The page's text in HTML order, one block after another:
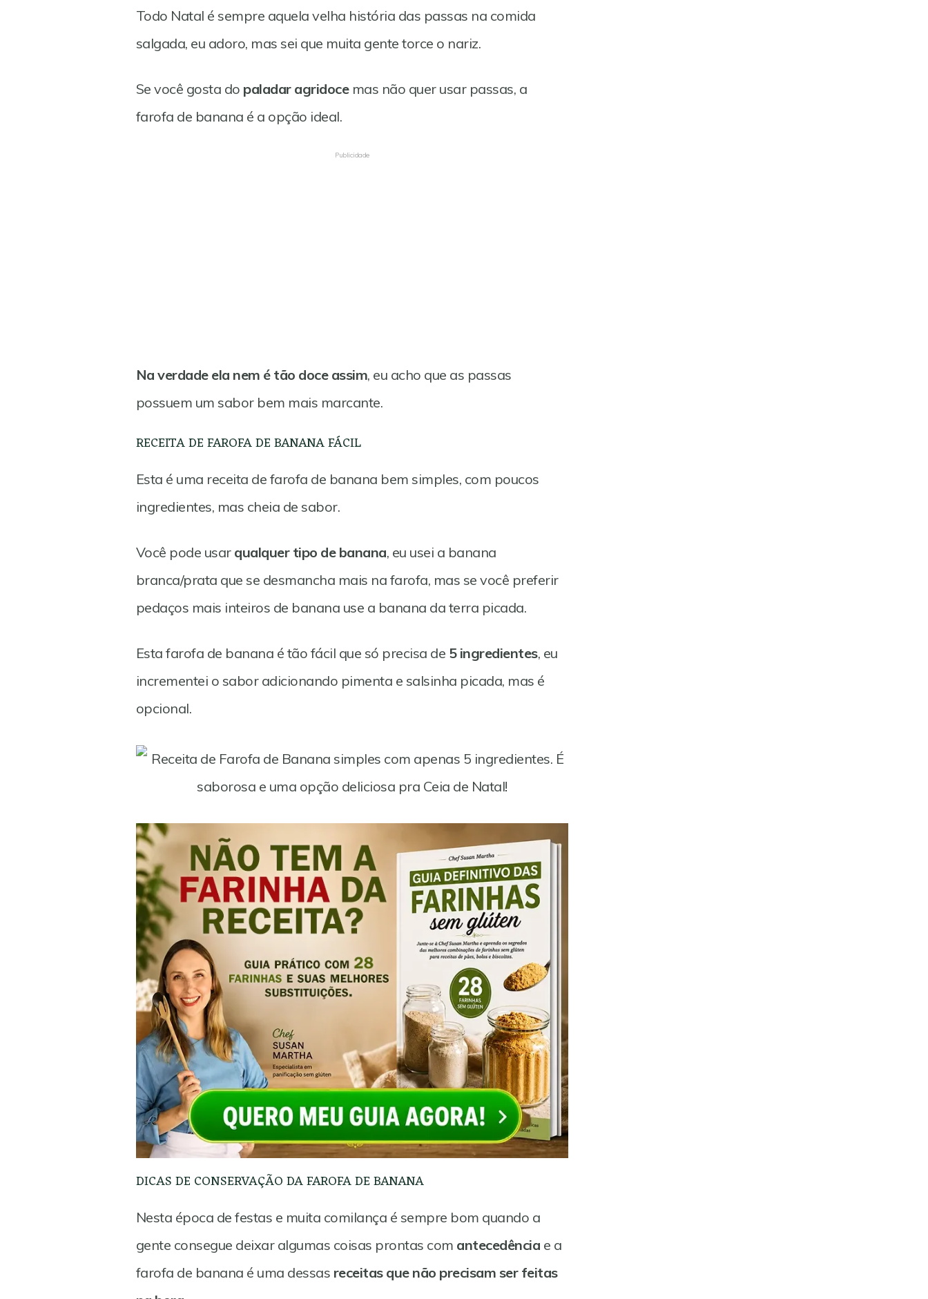
Todo Natal é sempre aquela velha história das passas na comida
salgada, eu adoro, mas sei que muita gente torce o nariz.
Se você gosta do paladar agridocemas não quer usar passas, a
farofa de banana é a opção ideal.
Publicidade
Na verdade ela nem é tão doce assim, eu acho que as passas
possuem um sabor bem mais marcante.
RECEITA DE FAROFA DE BANANA FÁCIL
Esta é uma receita de farofa de banana bem simples, com poucos
ingredientes, mas cheia de sabor.
Você pode usar qualquer tipo de banana, eu usei a banana
branca/prata que se desmancha mais na farofa, mas se você preferir
pedaços mais inteiros de banana use a banana da terra picada.
Esta farofa de banana é tão fácil que só precisa de 5 ingredientes, eu
incrementei o sabor adicionando pimenta e salsinha picada, mas é
opcional.
DICAS DE CONSERVAÇÃO DA FAROFA DE BANANA
Nesta época de festas e muita comilança é sempre bom quando a
gente consegue deixar algumas coisas prontas com antecedência e a
farofa de banana é uma dessas receitas que não precisam ser feitas